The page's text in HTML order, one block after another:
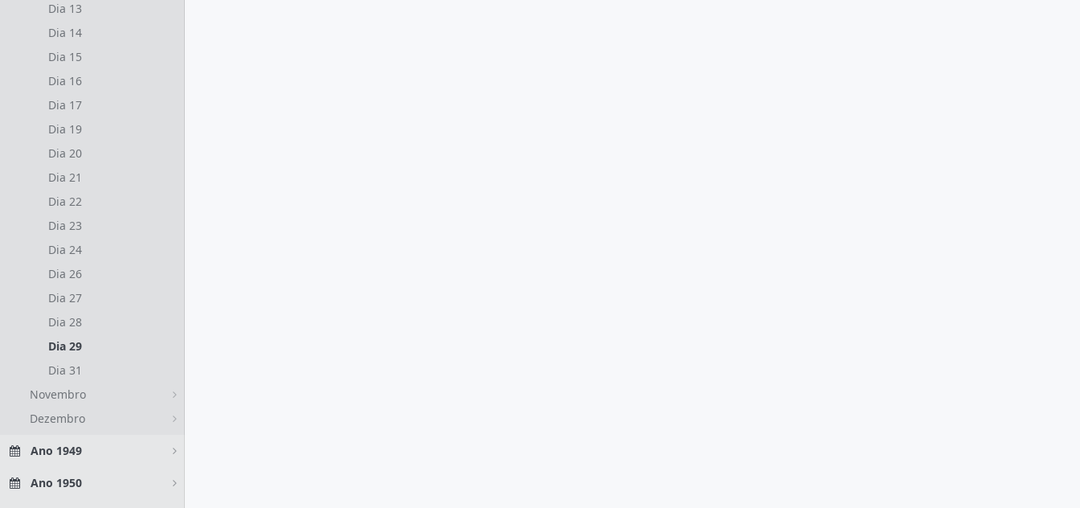
Dia 13
Dia 14
Dia 15
Dia 16
Dia 17
Dia 19
Dia 20
Dia 21
Dia 22
Dia 23
Dia 24
Dia 26
Dia 27
Dia 28
Dia 29
Dia 31
Novembro
Dezembro
Ano 1949
Ano 1950